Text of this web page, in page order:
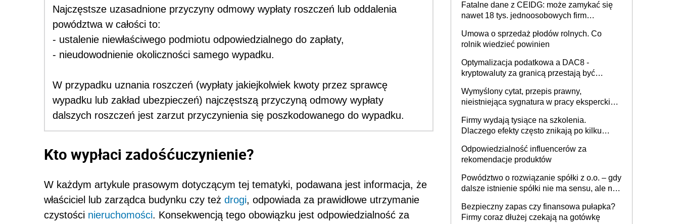
Najczęstsze uzasadnione przyczyny odmowy wypłaty roszczeń lub oddalenia
powództwa w całości to:
- ustalenie niewłaściwego podmiotu odpowiedzialnego do zapłaty,
- nieudowodnienie okoliczności samego wypadku.
W przypadku uznania roszczeń (wypłaty jakiejkolwiek kwoty przez sprawcę
wypadku lub zakład ubezpieczeń) najczęstszą przyczyną odmowy wypłaty
dalszych roszczeń jest zarzut przyczynienia się poszkodowanego do wypadku.
Kto wypłaci zadośćuczynienie?
W każdym artykule prasowym dotyczącym tej tematyki, podawana jest informacja, że
właściciel lub zarządca budynku czy też drogi, odpowiada za prawidłowe utrzymanie
czystości nieruchomości. Konsekwencją tego obowiązku jest odpowiedzialność za
Fatalne dane z CEIDG: może zamykać się
nawet 18 tys. jednoosobowych firm
Umowa o sprzedaż płodów rolnych. Co
rolnik wiedzieć powinien
Optymalizacja podatkowa a DAC8 -
kryptowaluty za granicą przestają być
Wymyślony cytat, przepis prawny,
nieistniejąca sygnatura w pracy eksperckiej -
firmie
Firmy wydają tysiące na szkolenia.
Dlaczego efekty często znikają po kilku
Odpowiedzialność influencerów za
rekomendacje produktów
Powództwo o rozwiązanie spółki z o.o. – gdy
dalsze istnienie spółki nie ma sensu, ale nie
Bezpieczny zapas czy finansowa pułapka?
Firmy coraz dłużej czekają na gotówkę